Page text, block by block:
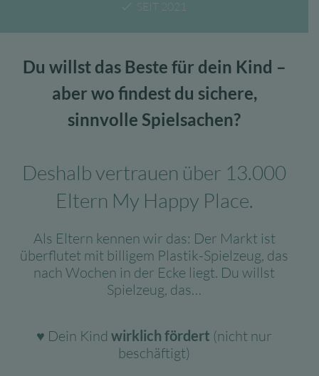
SEIT 2021
Du willst das Beste für dein Kind –
aber wo findest du sichere,
sinnvolle Spielsachen?
Deshalb vertrauen über 13.000
Eltern My Happy Place.
Als Eltern kennen wir das: Der Markt ist
überflutet mit billigem Plastik-Spielzeug, das
nach Wochen in der Ecke liegt. Du willst
Spielzeug, das…
♥ Dein Kind wirklich fördert (nicht nur
beschäftigt)